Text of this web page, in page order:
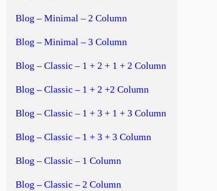
Blog – Minimal – 2 Column
Blog – Minimal – 3 Column
Blog – Classic – 1 + 2 + 1 + 2 Column
Blog – Classic – 1 + 2 +2 Column
Blog – Classic – 1 + 3 + 1 + 3 Column
Blog – Classic – 1 + 3 + 3 Column
Blog – Classic – 1 Column
Blog – Classic – 2 Column